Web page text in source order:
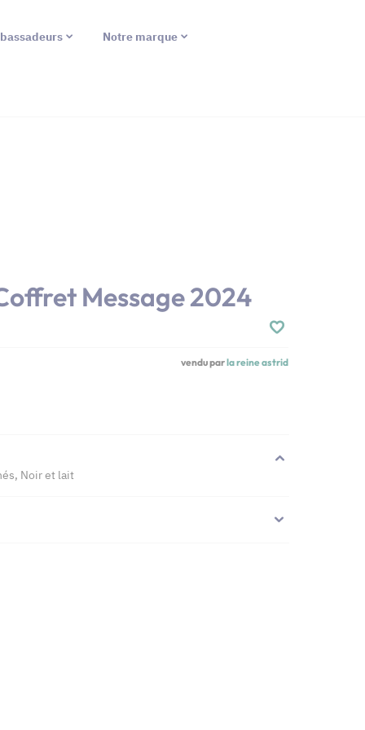
Notre marque
Message 2024
vendu parla reine astrid
Noir et lait